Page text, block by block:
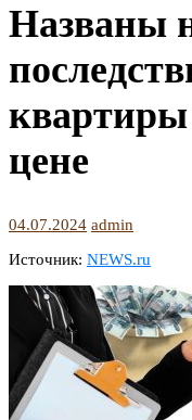
Названы
цене
04.07.2024 admin
Источник: NEWS.ru